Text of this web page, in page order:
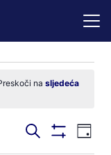
nasljedeća
Događaji
Pretraži Dan